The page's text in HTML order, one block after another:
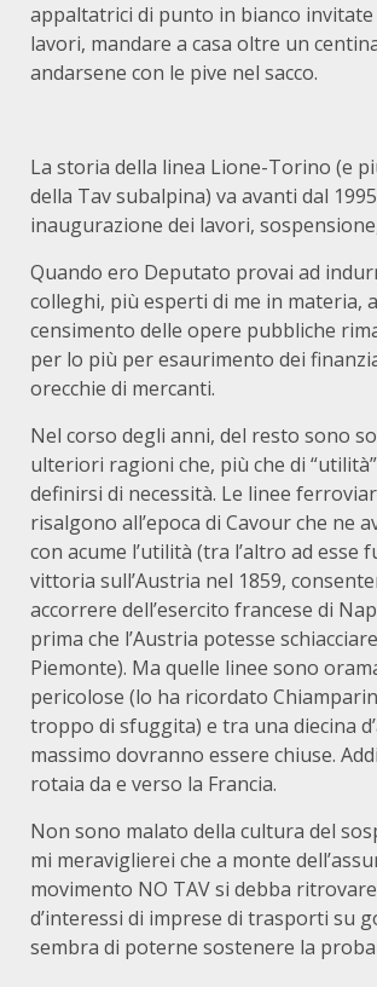
appaltatrici di punto in bianco invitate
lavori, mandare a casa oltre un
andarsene con le pive nel sacco.
La storia della linea Lione-Torino (e
della Tav subalpina) va avanti dal
inaugurazione dei lavori,
Quando ero Deputato provai ad
colleghi, più esperti di me in materia,
censimento delle opere pubbliche
per lo più per esaurimento dei
orecchie di mercanti.
Nel corso degli anni, del resto sono
ulteriori ragioni che, più che di
definirsi di necessità. Le linee
risalgono all’epoca di Cavour che ne
con acume l’utilità (tra l’altro ad esse
vittoria sull’Austria nel 1859,
accorrere dell’esercito francese di
prima che l’Austria potesse
Piemonte). Ma quelle linee sono
pericolose (lo ha ricordato
troppo di sfuggita) e tra una diecina
massimo dovranno essere chiuse.
rotaia da e verso la Francia.
Non sono malato della cultura del
mi meraviglierei che a monte
movimento NO TAV si debba
d’interessi di imprese di trasporti su
sembra di poterne sostenere la